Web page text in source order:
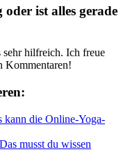
ist alles gerade
sehr hilfreich. Ich freue
Kommentaren!
kann die Online-Yoga-
musst du wissen